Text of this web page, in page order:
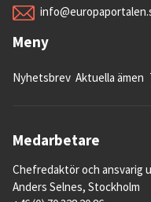
Meny
Nyhetsbrev Aktuella ämen
Medarbetare
Chefredaktör och ansvarig
Anders Selnes, Stockholm